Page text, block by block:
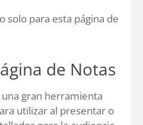
solo para esta página de
de Notas
una gran herramienta
utilizar al presentar o